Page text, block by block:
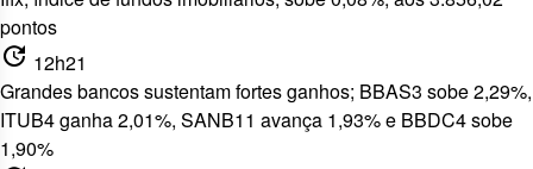
pontos
update 12h21
Grandes bancos sustentam fortes ganhos; BBAS3 sobe 2,29%,
ITUB4 ganha 2,01%, SANB11 avança 1,93% e BBDC4 sobe
1,90%